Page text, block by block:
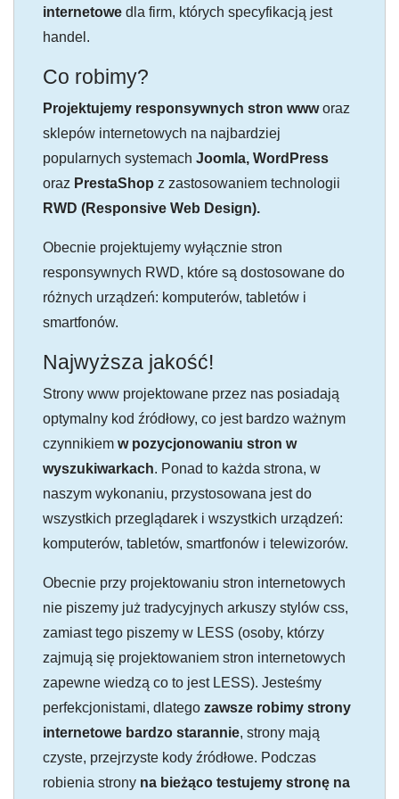
internetowe dla firm, których specyfikacją jest
handel.
Co robimy?
Projektujemy responsywnych stron wwworaz
sklepów internetowych na najbardziej
popularnych systemach Joomla, WordPress
oraz PrestaShop z zastosowaniem technologii
RWD (Responsive Web Design).
Obecnie projektujemy wyłącznie stron
responsywnych RWD, które są dostosowane do
różnych urządzeń: komputerów, tabletów i
smartfonów.
Najwyższa jakość!
Strony www projektowane przez nas posiadają
optymalny kod źródłowy, co jest bardzo ważnym
czynnikiem w pozycjonowaniu stron w
wyszukiwarkach. Ponad to każda strona, w
naszym wykonaniu, przystosowana jest do
wszystkich przeglądarek i wszystkich urządzeń:
komputerów, tabletów, smartfonów i telewizorów.
Obecnie przy projektowaniu stron internetowych
nie piszemy już tradycyjnych arkuszy stylów css,
zamiast tego piszemy w LESS (osoby, którzy
zajmują się projektowaniem stron internetowych
zapewne wiedzą co to jest LESS). Jesteśmy
perfekcjonistami, dlatego zawsze robimy strony
internetowe bardzo starannie, strony mają
czyste, przejrzyste kody źródłowe. Podczas
robienia strony na bieżąco testujemy stronę na